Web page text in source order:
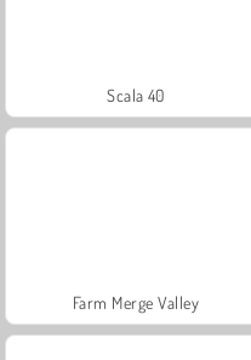
Scala 40
Farm Merge Valley